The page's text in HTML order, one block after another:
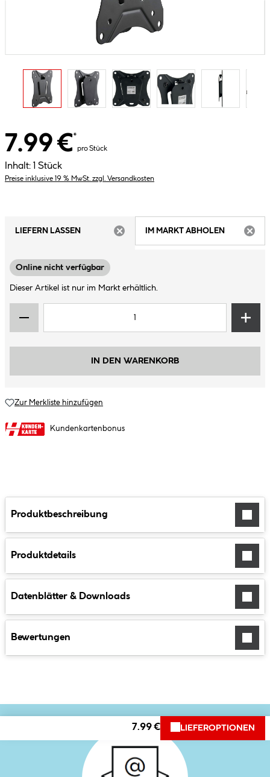
7.99 €*
pro Stück
Inhalt: 1 Stück
Preise inklusive 19 % MwSt. zzgl. Versandkosten
LIEFERN LASSEN
IM MARKT ABHOLEN
Online nicht verfügbar
Dieser Artikel ist nur im Markt erhältlich.
IN DEN WARENKORB
Zur Merkliste hinzufügen
Kundenkartenbonus
Produktbeschreibung
Produktdetails
Datenblätter & Downloads
Bewertungen
7.99 € LIEFEROPTIONEN